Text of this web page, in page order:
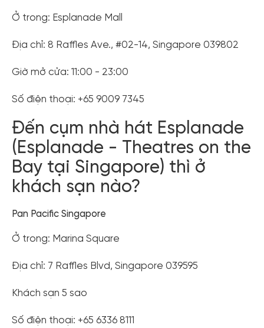
Ở trong: Esplanade Mall
Địa chỉ: 8 Raffles Ave., #02-14, Singapore 039802
Giờ mở cửa: 11:00 - 23:00
Số điện thoại: +65 9009 7345
Đến cụm nhà hát Esplanade
(Esplanade - Theatres on the
Bay tại Singapore) thì ở
khách sạn nào?
Pan Pacific Singapore
Ở trong: Marina Square
Địa chỉ: 7 Raffles Blvd, Singapore 039595
Khách sạn 5 sao
Số điện thoại: +65 6336 8111